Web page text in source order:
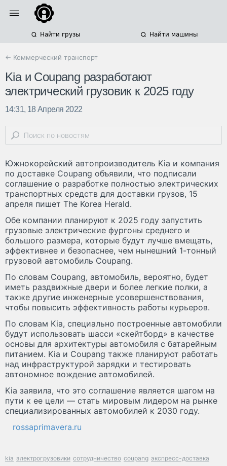
Найти грузы Найти машины
← Коммерческий транспорт
Kia и Coupang разработают
электрический грузовик к 2025 году
14:31, 18 Апреля 2022
Южнокорейский автопроизводитель Kia и компания
по доставке Coupang объявили, что подписали
соглашение о разработке полностью электрических
транспортных средств для доставки грузов, 15
апреля пишет The Korea Herald.
Обе компании планируют к 2025 году запустить
грузовые электрические фургоны среднего и
большого размера, которые будут лучше вмещать,
эффективнее и безопаснее, чем нынешний 1-тонный
грузовой автомобиль Coupang.
По словам Coupang, автомобиль, вероятно, будет
иметь раздвижные двери и более легкие полки, а
также другие инженерные усовершенствования,
чтобы повысить эффективность работы курьеров.
По словам Kia, специально построенные автомобили
будут использовать шасси «скейтборд» в качестве
основы для архитектуры автомобиля с батарейным
питанием. Kia и Coupang также планируют работать
над инфраструктурой зарядки и тестировать
автономное вождение автомобилей.
Kia заявила, что это соглашение является шагом на
пути к ее цели — стать мировым лидером на рынке
специализированных автомобилей к 2030 году.
rossaprimavera.ru
kia электрогрузовики сотрудничество coupang экспресс-доставка